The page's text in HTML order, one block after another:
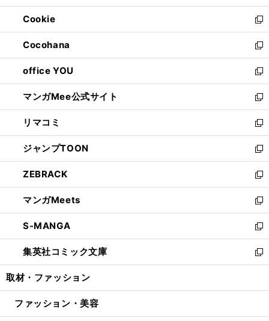
開
く
ウ
で
開
く
ン
ド
ウ
で
開
く
ウ
ィ
ン
ド
ウ
で
開
く
Cookie
新
し
い
ウ
ィ
ン
ド
ウ
で
開
く
Cocohana
新
し
い
ウ
ィ
ン
ド
ウ
で
開
く
office YOU
新
し
い
ウ
ィ
ン
ド
ウ
で
開
く
マンガMee公式サイト
新
し
い
ウ
ィ
ン
ド
ウ
で
開
く
リマコミ
新
し
い
ウ
ィ
ン
ド
ウ
で
開
く
ジャンプTOON
新
し
い
ウ
ィ
ン
ド
ウ
で
開
ZEBRACK
新
し
い
ウ
ィ
ン
ド
ウ
開
マンガMeets
新
し
い
ウ
ィ
ン
ウ
開
S-MANGA
新
し
い
ウ
ン
ウ
集英社コミック文庫
新
し
ウ
ン
取材・ファッション
ファッション・美容